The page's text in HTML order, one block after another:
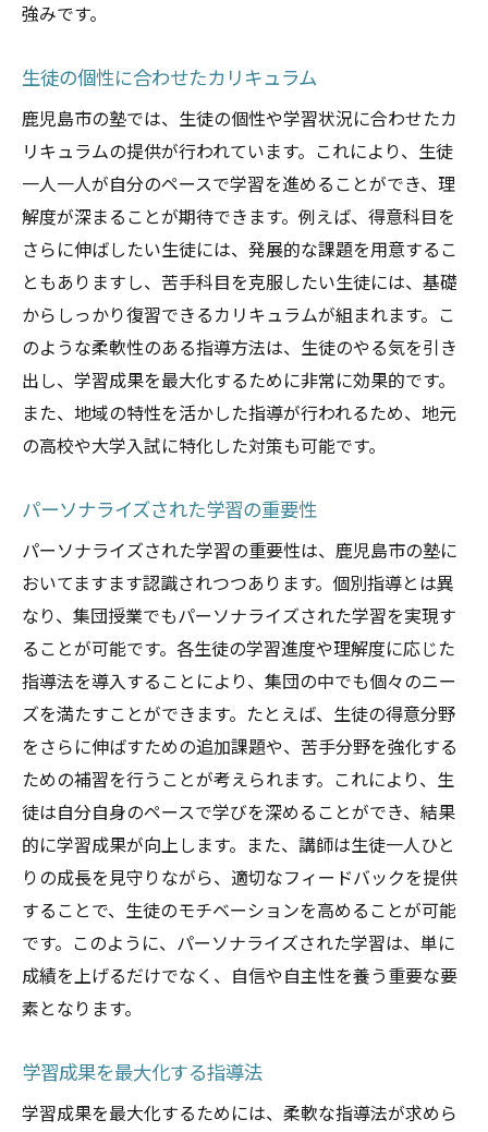
強みです。
生徒の個性に合わせたカリキュラム
鹿児島市の塾では、生徒の個性や学習状況に合わせたカ
リキュラムの提供が行われています。これにより、生徒
一人一人が自分のペースで学習を進めることができ、理
解度が深まることが期待できます。例えば、得意科目を
さらに伸ばしたい生徒には、発展的な課題を用意するこ
ともありますし、苦手科目を克服したい生徒には、基礎
からしっかり復習できるカリキュラムが組まれます。こ
のような柔軟性のある指導方法は、生徒のやる気を引き
出し、学習成果を最大化するために非常に効果的です。
また、地域の特性を活かした指導が行われるため、地元
の高校や大学入試に特化した対策も可能です。
パーソナライズされた学習の重要性
パーソナライズされた学習の重要性は、鹿児島市の塾に
おいてますます認識されつつあります。個別指導とは異
なり、集団授業でもパーソナライズされた学習を実現す
ることが可能です。各生徒の学習進度や理解度に応じた
指導法を導入することにより、集団の中でも個々のニー
ズを満たすことができます。たとえば、生徒の得意分野
をさらに伸ばすための追加課題や、苦手分野を強化する
ための補習を行うことが考えられます。これにより、生
徒は自分自身のペースで学びを深めることができ、結果
的に学習成果が向上します。また、講師は生徒一人ひと
りの成長を見守りながら、適切なフィードバックを提供
することで、生徒のモチベーションを高めることが可能
です。このように、パーソナライズされた学習は、単に
成績を上げるだけでなく、自信や自主性を養う重要な要
素となります。
学習成果を最大化する指導法
学習成果を最大化するためには、柔軟な指導法が求めら